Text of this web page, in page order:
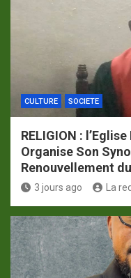
CULTURE SOCIETE
RELIGION :
Organise Son
Renouvellement
3 jours ago La